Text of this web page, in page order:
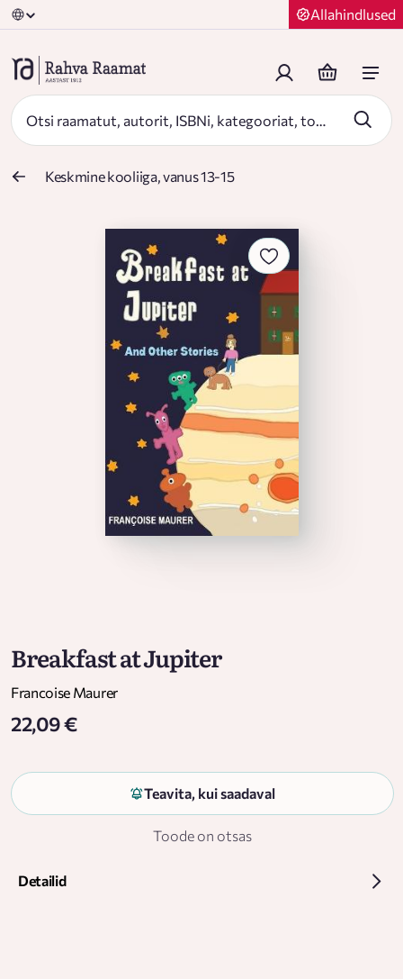
Allahindlused
Keskmine kooliiga, vanus 13-15
Breakfast at Jupiter
Francoise Maurer
22,09 €
Teavita, kui saadaval
Toode on otsas
Detailid